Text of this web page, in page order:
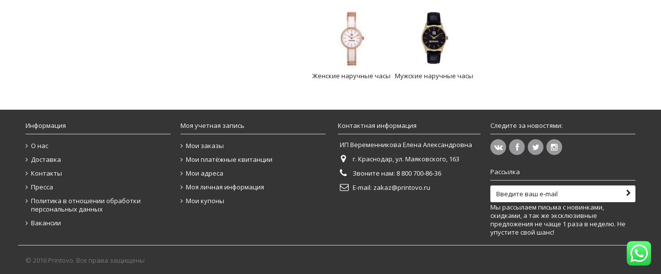
Женские наручные часы Мужские наручные часы
Информация
О нас
Доставка
Контакты
Пресса
Политика в отношении обработки
персональных данных
Вакансии
Моя учетная запись
Мои заказы
Мои платёжные квитанции
Мои адреса
Моя личная информация
Мои купоны
Контактная информация
ИП Веременникова Елена Александровна
г. Краснодар, ул. Маяковского, 163
Звоните нам: 8 800 700-86-36
E-mail: zakaz@printovo.ru
Следите за новостями:
Рассылка
Мы рассылаем письма с новинками,
скидками, а так же эксклюзивные
предложения не чаще 1 раза в неделю. Не
упустите свой шанс!
© 2016 Printovo. Все права защищены